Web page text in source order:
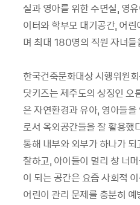
실과 영아를 위한 수면실, 영
이터와 학부모 대기공간, 어린
며 최대 180명의 직원 자녀
한국건축문화대상 시행위원
닷키즈는 제주도의 상징인 오
은 자연환경과 유아, 영아들을
로서 옥외공간들을 잘 활용했
통해 내부와 외부가 하나가
찰하고, 아이들이 멀리 창 너
이 되는 공간은 요즘 사회적
어린이 관리 문제를 충분히